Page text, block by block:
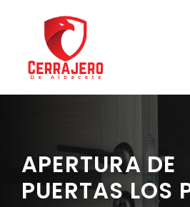
contenido
APERTURA DE
PUERTAS LOS